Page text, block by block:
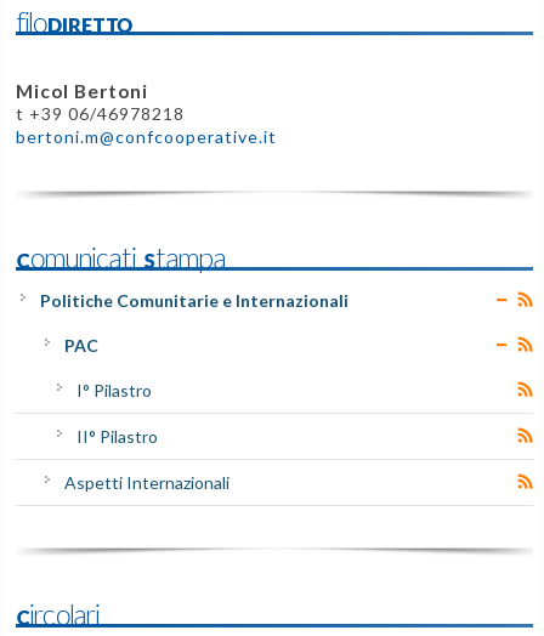
filoDIRETTO
Micol Bertoni
t +39 06/46978218
bertoni.m@confcooperative.it
Comunicati Stampa
Politiche Comunitarie e Internazionali
PAC
I° Pilastro
II° Pilastro
Aspetti Internazionali
Circolari